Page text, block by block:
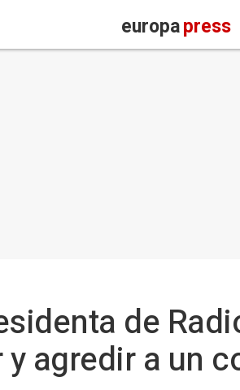
europapress
de
agredir a un